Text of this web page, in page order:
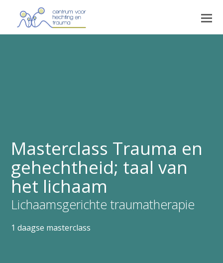
Masterclass Trauma en
gehechtheid; taal van
het lichaam
Lichaamsgerichte traumatherapie
1 daagse masterclass